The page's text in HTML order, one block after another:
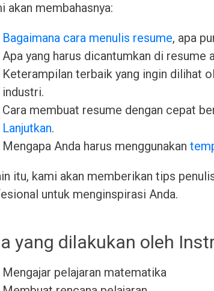
akan membahasnya:
Bagaimana cara menulis resume, apa
Apa yang harus dicantumkan di resume
Keterampilan terbaik yang ingin dilihat
industri.
Cara membuat resume dengan cepat
Lanjutkan.
Mengapa Anda harus menggunakan
itu, kami akan memberikan tips
untuk menginspirasi Anda.
yang dilakukan oleh
Mengajar pelajaran matematika